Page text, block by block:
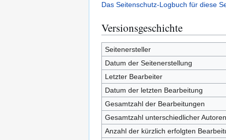
Das Seitenschutz-Logbuch für diese
Versionsgeschichte
Seitenersteller
Datum der Seitenerstellung
Letzter Bearbeiter
Datum der letzten Bearbeitung
Gesamtzahl der Bearbeitungen
Gesamtzahl unterschiedlicher Autoren
Anzahl der kürzlich erfolgten